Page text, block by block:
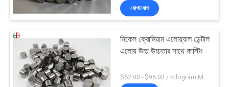
যোগাযোগ
নিকেল ক্রোমিয়াম এলোয়্যাল ডেন্টাল
এলোয় উচ্চ উচ্চতার সাথে কাস্টিং